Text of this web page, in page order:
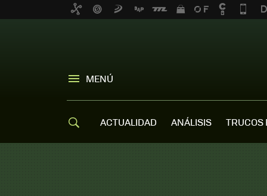
MENÚ
ACTUALIDAD ANÁLISIS TRUCOS